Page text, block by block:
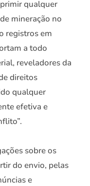
qualquer
mineração no
registros em
a todo
reveladores da
direitos
qualquer
efetiva e
sobre os
do envio, pelas
e